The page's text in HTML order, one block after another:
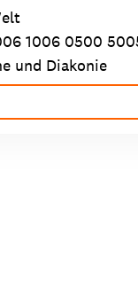
1006 0500
und Diakonie